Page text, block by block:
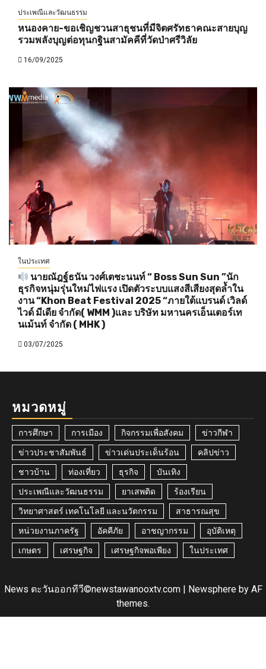
ประเพณีและวัฒนธรรม
หนองคาย-ขอเชิญชวนสาธุชนที่มีจิตศรัทธาคณะสายบุญ
รวมพลังบุญต่อทุนกฐินสามัคคีที่วัดป่าศรีวิลัย
16/09/2025
ในประเทศ
นายณัฎฐ์ธนัน วงศ์เตชะนนท์ “ Boss Sun Sun ”นัก
ธุรกิจหนุ่มรุ่นใหม่ไฟแรง เปิดตัวระบบแสงสีเสียงสุดล้ำใน
งาน “Khon Beat Festival 2025 “ภายใต้แบรนด์ เวิลด์
ไวด์ มีเดีย จำกัด( WMM )และ บริษัท มหานครเอ็นเตอร์เท
นเม้นท์ จำกัด ( MHK )
03/07/2025
หมวดหมู่
การศึกษา การเมือง กิจกรรมเพื่อสังคม ข่าวกีฬา
ข่าวประชาสัมพันธ์ ข่าวเด่นประเด็นร้อน คลิปข่าว
ชาวบ้าน ท่องเที่ยว ธุรกิจ บันเทิง
ประเพณีและวัฒนธรรม ยาเสพติด ร้องเรียน
วิทยาศาสตร์ เทคโนโลยี และนวัตกรรม สาธารณสุข
หน่วยงานภาครัฐ อัคคีภัย อาชญากรรม อุบัติเหตุ
เกษตร เศรษฐกิจ เศรษฐกิจพอเพียง ในประเทศ
News ตะวันออกทีวี©newstawanooxtv.com | Newsphereby AF
themes.